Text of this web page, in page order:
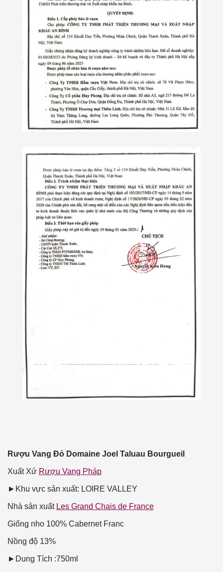
Rượu Vang Đỏ Domaine Joel Taluau Bourgueil
Xuất Xứ Rượu Vang Pháp
►Khu vực sản xuất: LOIRE VALLEY
Nhà sản xuất Les Grand Chais de France
Giống nho 100% Cabernet Franc
Nồng độ 13%
►Dung Tích :750ml